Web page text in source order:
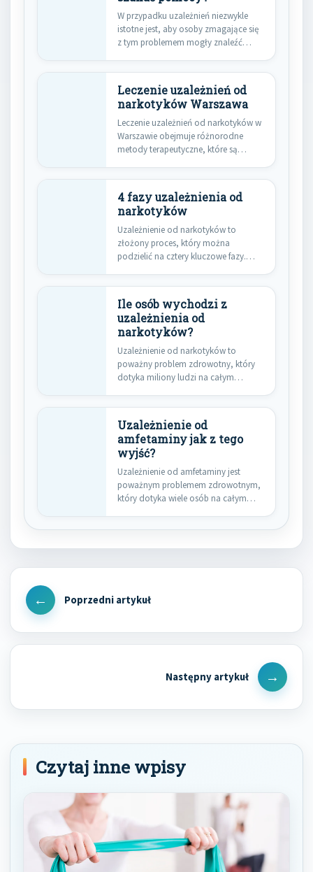
W przypadku uzależnień niezwykle
istotne jest, aby osoby zmagające się
z tym problemem mogły znaleźć…
Leczenie uzależnień od
narkotyków Warszawa
Leczenie uzależnień od narkotyków w
Warszawie obejmuje różnorodne
metody terapeutyczne, które są
4 fazy uzależnienia od
narkotyków
Uzależnienie od narkotyków to
złożony proces, który można
podzielić na cztery kluczowe fazy.
Ile osób wychodzi z
uzależnienia od
narkotyków?
Uzależnienie od narkotyków to
poważny problem zdrowotny, który
dotyka miliony ludzi na całym
Uzależnienie od
amfetaminy jak z tego
wyjść?
Uzależnienie od amfetaminy jest
poważnym problemem zdrowotnym,
który dotyka wiele osób na całym
Nawigacja
wpisu
Previous
Next
Post
Czytaj inne wpisy